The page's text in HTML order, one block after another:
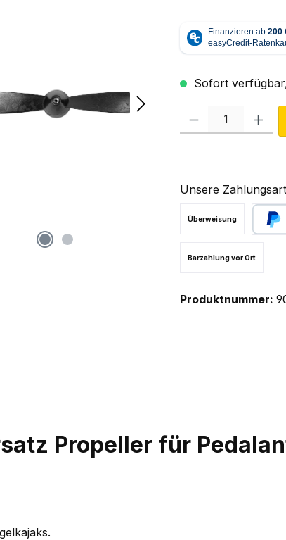
Sofort
Produkt Anzahl: Gib
Unsere
Überweisung
Barzahlung vor Ort
Produktnummer:
Propeller für